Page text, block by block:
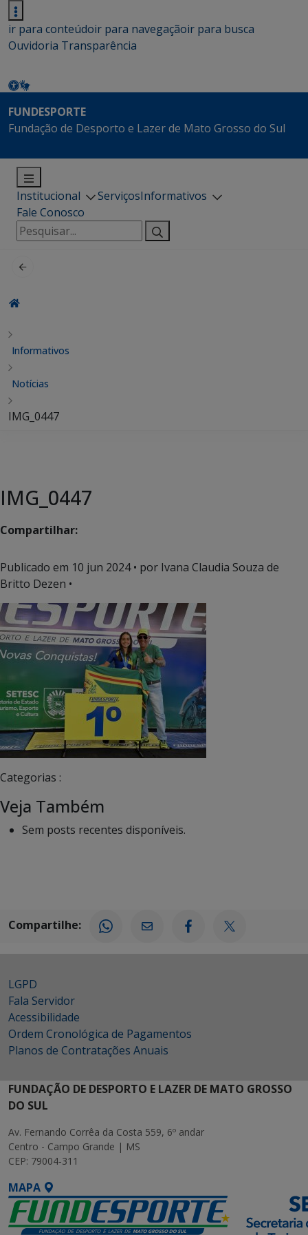
ir para conteúdoir para navegaçãoir para busca
Ouvidoria Transparência
FUNDESPORTE
Fundação de Desporto e Lazer de Mato Grosso do Sul
Institucional ServiçosInformativos
Fale Conosco
Pesquisar
por:
Informativos
Notícias
IMG_0447
IMG_0447
Compartilhar:
Publicado em 10 jun 2024• por Ivana Claudia Souza de
Britto Dezen •
Categorias :
Veja Também
Sem posts recentes disponíveis.
Compartilhe:
LGPD
Fala Servidor
Acessibilidade
Ordem Cronológica de Pagamentos
Planos de Contratações Anuais
FUNDAÇÃO DE DESPORTO E LAZER DE MATO GROSSO
DO SUL
Av. Fernando Corrêa da Costa 559, 6º andar
Centro - Campo Grande | MS
CEP: 79004-311
MAPA